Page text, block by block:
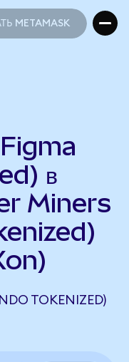
METAMASK
Figma
в
Miners
TOKENIZED)